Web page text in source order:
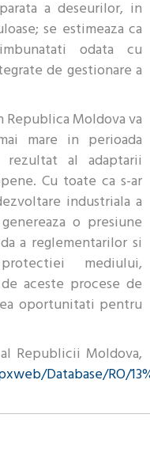
a deseurilor, in
se estimeaza ca
odata cu
de gestionare a
Moldova va
mare in perioada
rezultat al adaptarii
Cu toate ca s-ar
industriala a
o presiune
a reglementarilor si
mediului,
aceste procese de
oportunitati pentru
Republicii Moldova,
Database/RO/